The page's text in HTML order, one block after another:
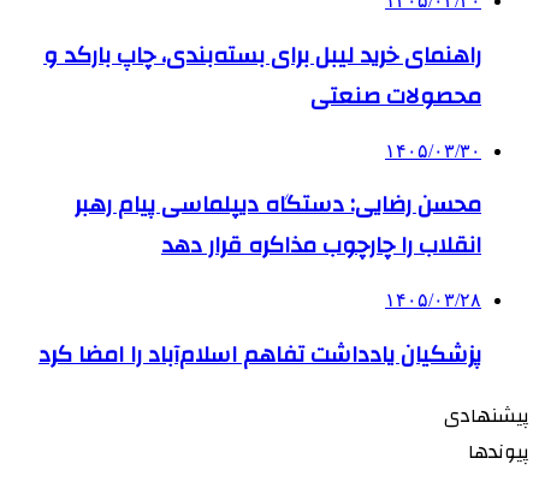
راهنمای خرید لیبل برای بسته‌بندی، چاپ بارکد و
محصولات صنعتی
۱۴۰۵/۰۳/۳۰
محسن رضایی: دستگاه دیپلماسی پیام رهبر
انقلاب را چارچوب مذاکره قرار دهد
۱۴۰۵/۰۳/۲۸
پزشکیان یادداشت تفاهم اسلام‌آباد را امضا کرد
پیشنهادی
پیوندها